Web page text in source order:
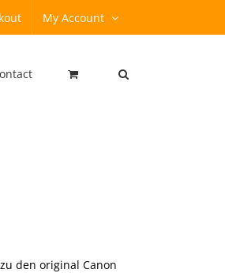
My Account
zu den original Canon